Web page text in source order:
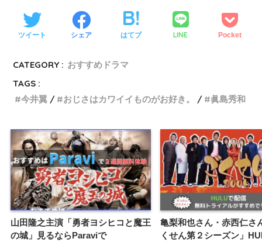
ツイート シェア はてブ LINE Pocket
CATEGORY : おすすめドラマ
TAGS :
今井翼
おじさはカワイイものがお好き。 眞島秀和
山田隆之主演「勇者ヨシヒコと魔王
の城」見るならParaviで
亀梨和也さん・赤西仁さ
くせん第２シーズン」